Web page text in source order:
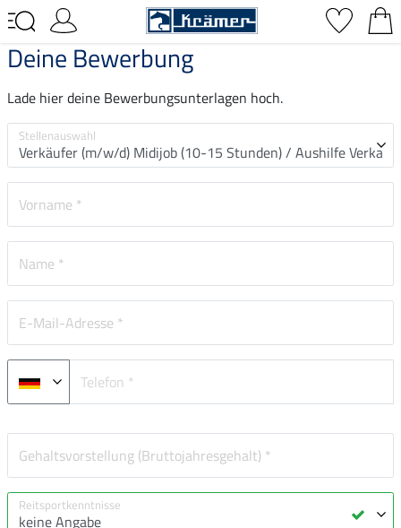
Deine Bewerbung
Lade hier deine Bewerbungsunterlagen hoch.